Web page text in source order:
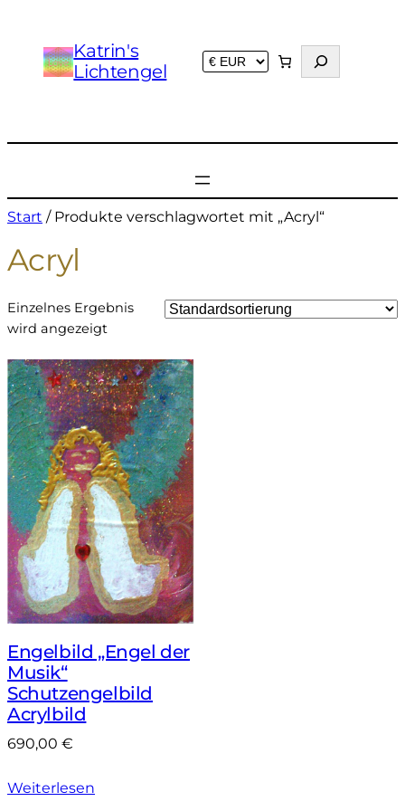
Katrin's
Lichtengel
u
Start / Produkte verschlagwortet mit „Acryl“
Acryl
Einzelnes Ergebnis
wird angezeigt
Engelbild „Engel der
Musik“
Schutzengelbild
Acrylbild
690,00 €
Weiterlesen